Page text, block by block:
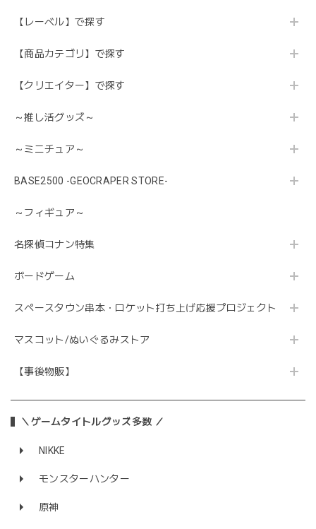
【レーベル】で探す
【商品カテゴリ】で探す
【クリエイター】で探す
～推し活グッズ～
～ミニチュア～
BASE2500 -GEOCRAPER STORE-
～フィギュア～
名探偵コナン特集
ボードゲーム
スペースタウン串本・ロケット打ち上げ応援プロジェクト
マスコット/ぬいぐるみストア
【事後物販】
＼ゲームタイトルグッズ多数 ／
NIKKE
モンスターハンター
原神